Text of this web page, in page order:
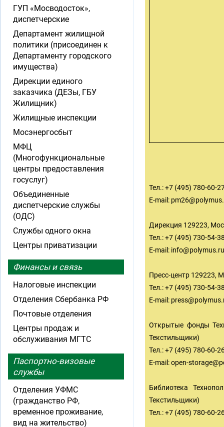
Тел.: +7 (495) 780-60-
E-mail:
Дирекция 129223,
Тел.: +7 (495) 730-54-
E-mail: info@polymus.ru
Пресс-центр 129223,
Тел.: +7 (495) 730-54-
E-mail:
Открытые фонды
Текстильщики)
Тел.: +7 (495) 780-60-
E-mail:open-
Библиотека
Текстильщики)
Тел.: +7 (495) 780-60-
ГУП «Мосводосток»,
диспетчерские
Департамент жилищной
политики (присоединен к
Департаменту городского
имущества)
Дирекции единого
заказчика (ДЕЗы, ГБУ
Жилищник)
Жилищные инспекции
Мосэнергосбыт
МФЦ
(Многофункциональные
центры предоставления
госуслуг)
Объединенные
диспетчерские службы
(ОДС)
Службы одного окна
Центры приватизации
Финансы и связь
Налоговые инспекции
Отделения Сбербанка РФ
Почтовые отделения
Центры продаж и
обслуживания МГТС
Паспортно-визовые
службы
Отделения УФМС
(гражданство РФ,
временное проживание,
вид на жительство)